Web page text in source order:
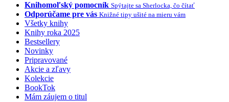
Knihomoľský pomocník Spýtajte sa Sherlocka, čo čítať
Odporúčame pre vás Knižné tipy ušité na mieru vám
Všetky knihy
Knihy roka 2025
Bestsellery
Novinky
Pripravované
Akcie a zľavy
Kolekcie
BookTok
Mám záujem o titul